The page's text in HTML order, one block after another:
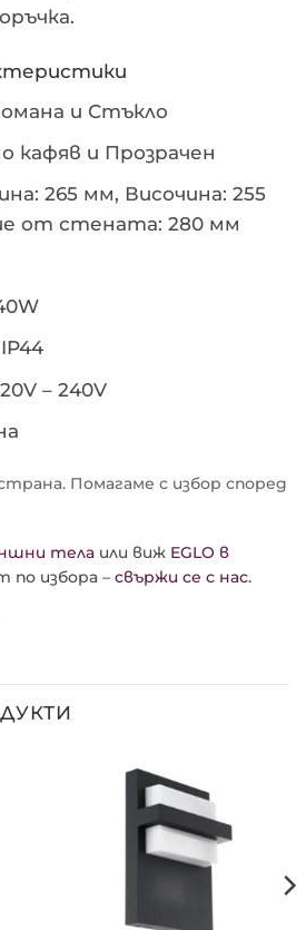
и Стъкло
кафяв и Прозрачен
265 мм, Височина: 255
от стената: 280 мм
IP44
– 240V
Помагаме с избор според
тела или виж EGLO в
по избора – свържи се с нас.